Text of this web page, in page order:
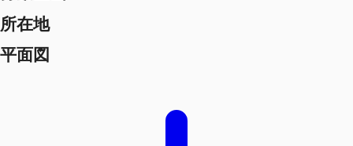
所在地
平面図